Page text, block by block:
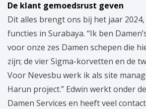
De klant gemoedsrust geven
Dit alles brengt ons bij het jaar
functies in Surabaya. “Ik ben
voor onze zes Damen schepen die
zijn; de vier Sigma-korvetten en de
Voor Nevesbu werk ik als site
Harun project.” Edwin werkt onder
Damen Services en heeft veel